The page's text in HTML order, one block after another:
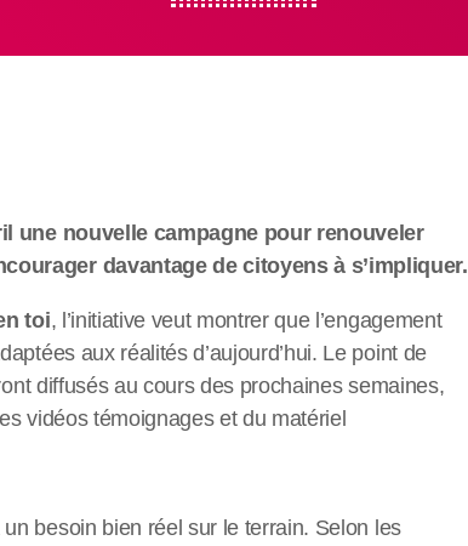
une nouvelle campagne pour renouveler
davantage de citoyens à s’impliquer.
toi, l’initiative veut montrer que l’engagement
aux réalités d’aujourd’hui. Le point de
diffusés au cours des prochaines semaines,
vidéos témoignages et du matériel
besoin bien réel sur le terrain. Selon les